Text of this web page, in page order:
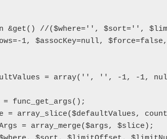
&get() //($where='', $sort='',
1, $assocKey=null,